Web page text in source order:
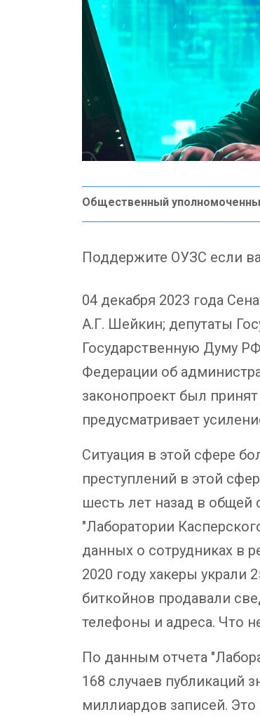
Общественный
Поддержите ОУЗС если
04 декабря 2023 года
А.Г. Шейкин; депутаты
Государственную Думу
Федерации об
законопроект был
предусматривает
Ситуация в этой сфере
преступлений в этой
шесть лет назад в общей
"Лаборатории
данных о сотрудниках в
2020 году хакеры украли
биткойнов продавали
телефоны и адреса. Что
По данным отчета
168 случаев публикаций
миллиардов записей.